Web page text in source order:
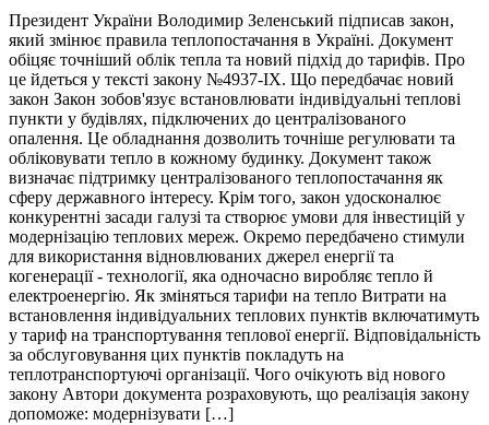
Президент України Володимир Зеленський підписав закон,
який змінює правила теплопостачання в Україні. Документ
обіцяє точніший облік тепла та новий підхід до тарифів. Про
це йдеться у тексті закону №4937-ІХ. Що передбачає новий
закон Закон зобов'язує встановлювати індивідуальні теплові
пункти у будівлях, підключених до централізованого
опалення. Це обладнання дозволить точніше регулювати та
обліковувати тепло в кожному будинку. Документ також
визначає підтримку централізованого теплопостачання як
сферу державного інтересу. Крім того, закон удосконалює
конкурентні засади галузі та створює умови для інвестицій у
модернізацію теплових мереж. Окремо передбачено стимули
для використання відновлюваних джерел енергії та
когенерації - технології, яка одночасно виробляє тепло й
електроенергію. Як зміняться тарифи на тепло Витрати на
встановлення індивідуальних теплових пунктів включатимуть
у тариф на транспортування теплової енергії. Відповідальність
за обслуговування цих пунктів покладуть на
теплотранспортуючі організації. Чого очікують від нового
закону Автори документа розраховують, що реалізація закону
допоможе: модернізувати […]